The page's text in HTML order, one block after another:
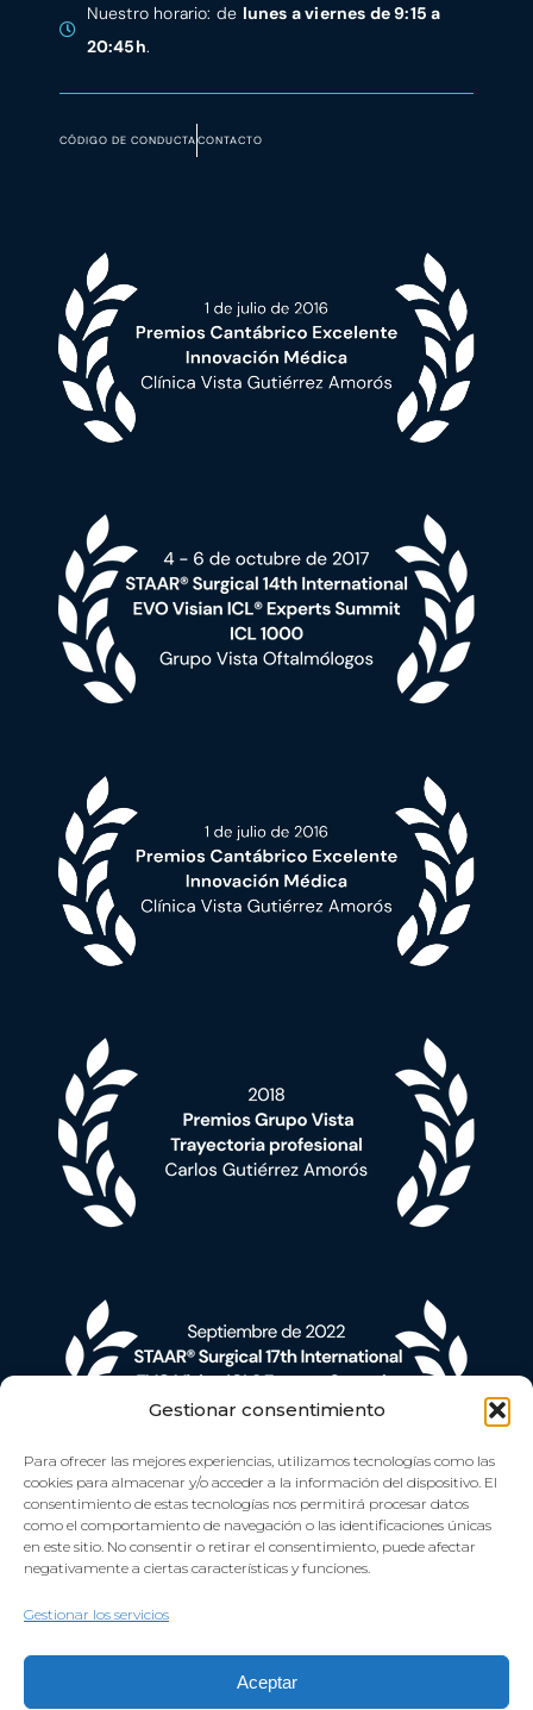
Gestionar consentimiento
Para ofrecer las mejores experiencias, utilizamos tecnologías como las
cookies para almacenar y/o acceder a la información del dispositivo. El
consentimiento de estas tecnologías nos permitirá procesar datos
como el comportamiento de navegación o las identificaciones únicas
en este sitio. No consentir o retirar el consentimiento, puede afectar
negativamente a ciertas características y funciones.
Gestionar los servicios
Aceptar
Nuestro horario: de lunes a viernes de 9:15 a
20:45h.
CÓDIGO DE CONDUCTACONTACTO